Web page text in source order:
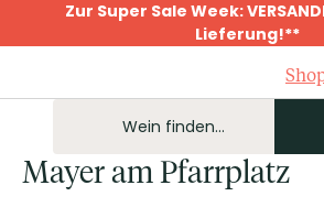
Zur Super Sale Week:
Lieferung!**
Mayer am Pfarrplatz